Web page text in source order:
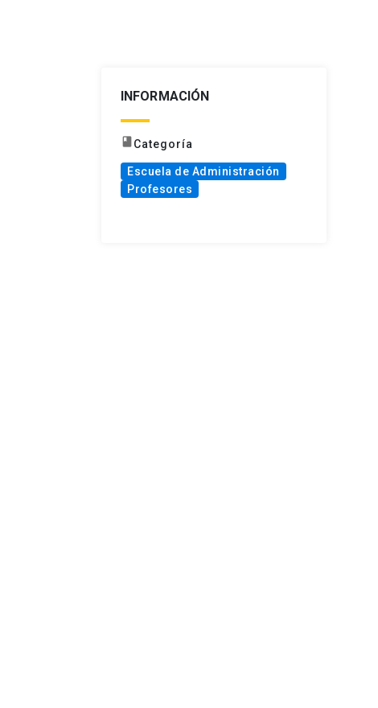
INFORMACIÓN
bookCategoría
Escuela de Administración
Profesores